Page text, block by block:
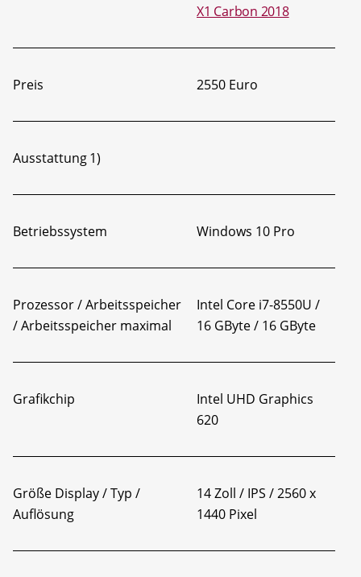
X1 Carbon 2018
Preis 2550 Euro
Ausstattung1)
Betriebssystem Windows 10 Pro
Prozessor / Arbeitsspeicher
/ Arbeitsspeicher maximal
Intel Core i7-8550U /
16 GByte / 16 GByte
Grafikchip
Intel UHD Graphics
620
Größe Display / Typ /
Auflösung
14 Zoll / IPS / 2560 x
1440 Pixel